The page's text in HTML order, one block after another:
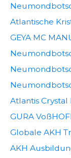
Atlantische
GEYA MC
Atlantis
GURA
Globale AKH
AKH